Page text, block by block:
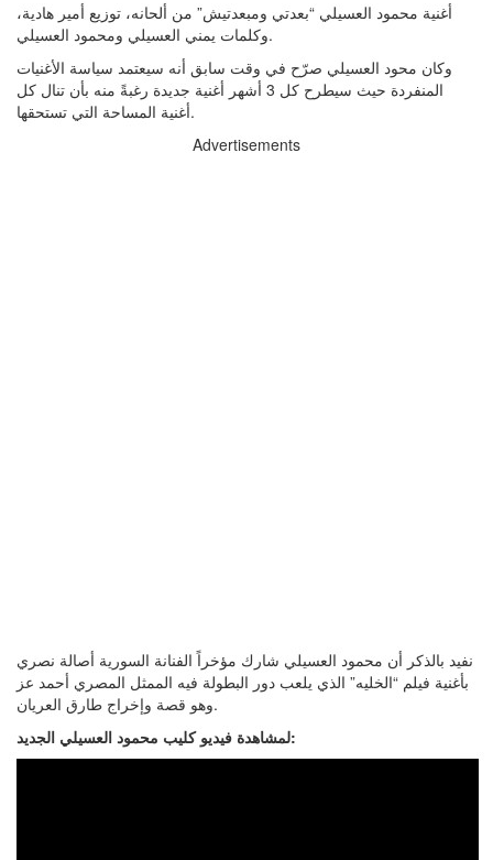
أغنية محمود العسيلي “بعدتي ومبعدتيش” من ألحانه، توزيع أمير هادية،
وكلمات يمني العسيلي ومحمود العسيلي.
وكان محود العسيلي صرّح في وقت سابق أنه سيعتمد سياسة الأغنيات
المنفردة حيث سيطرح كل 3 أشهر أغنية جديدة رغبةً منه بأن تنال كل
أغنية المساحة التي تستحقها.
Advertisements
نفيد بالذكر أن محمود العسيلي شارك مؤخراً الفنانة السورية أصالة نصري
بأغنية فيلم “الخليه” الذي يلعب دور البطولة فيه الممثل المصري أحمد عز
وهو قصة وإخراج طارق العريان.
لمشاهدة فيديو كليب محمود العسيلي الجديد: